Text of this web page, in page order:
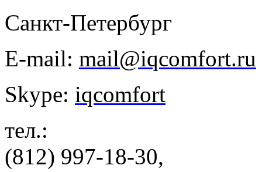
Санкт-Петербург
E-mail: mail@iqcomfort.ru
Skype: iqcomfort
тел.:
(812) 997-18-30,